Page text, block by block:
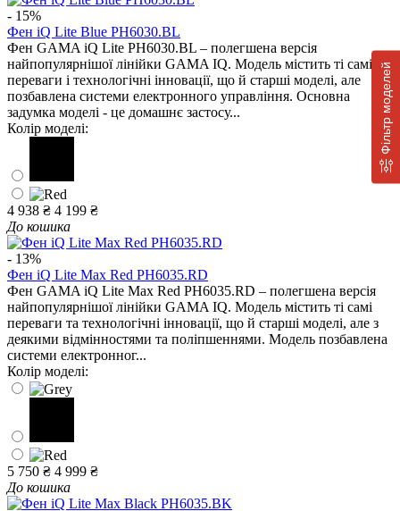
Фільтр моделей
- 15%
Фен iQ Lite Blue PH6030.BL
Фен GAMA iQ Lite PH6030.BL – полегшена версія
найпопулярнішої лінійки GAMA IQ. Модель містить ті самі
переваги і технологічні інновації, що й старші моделі, але
позбавлена ​​системи електронного управління. Основна
задумка моделі - це домашнє застосу...
Колір моделі:
4 938 ₴ 4 199 ₴
До кошика
- 13%
Фен iQ Lite Max Red PH6035.RD
Фен GAMA iQ Lite Max Red PH6035.RD – полегшена версія
найпопулярнішої лінійки GAMA IQ. Модель містить ті самі
переваги та технологічні інновації, що й старші моделі, але з
деякими відмінностями та поліпшеннями. Модель позбавлена ​​
системи електронног...
Колір моделі:
5 750 ₴ 4 999 ₴
До кошика